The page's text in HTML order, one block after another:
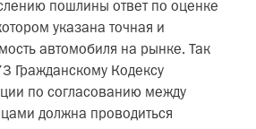
пошлины ответ по оценке
указана точная и
автомобиля на рынке. Так
Гражданскому Кодексу
по согласованию между
должна проводиться